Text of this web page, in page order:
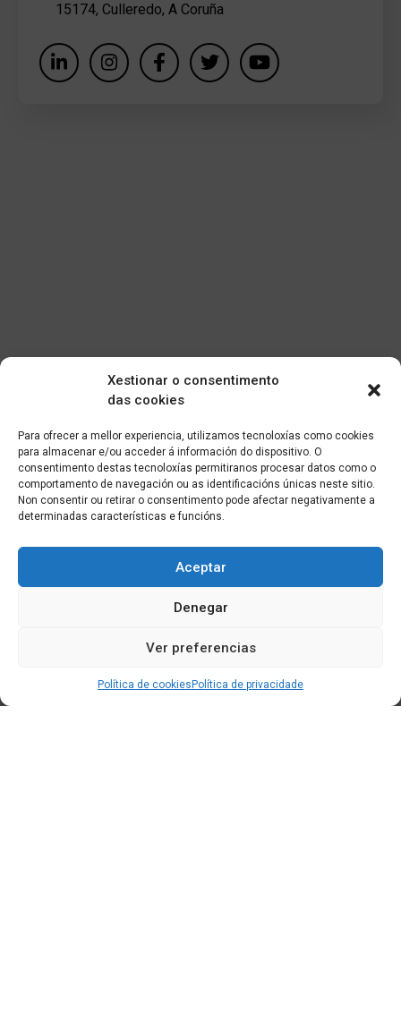
Xestionar o consentimento
das cookies
Para ofrecer a mellor experiencia, utilizamos tecnoloxías como cookies
para almacenar e/ou acceder á información do dispositivo. O
consentimento destas tecnoloxías permitiranos procesar datos como o
comportamento de navegación ou as identificacións únicas neste sitio.
Non consentir ou retirar o consentimento pode afectar negativamente a
determinadas características e funcións.
Aceptar
Denegar
Ver preferencias
Política de cookies Política de privacidade
15174, Culleredo, A Coruña